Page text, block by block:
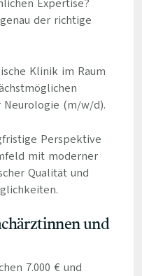
Expertise?
der richtige
Klinik im Raum
(m/w/d).
Perspektive
mit moderner
Qualität und
und
7.000 € und